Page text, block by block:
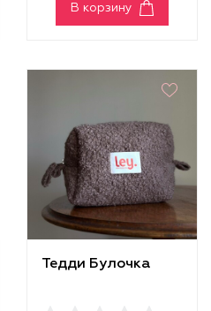
В корзину
Тедди Булочка